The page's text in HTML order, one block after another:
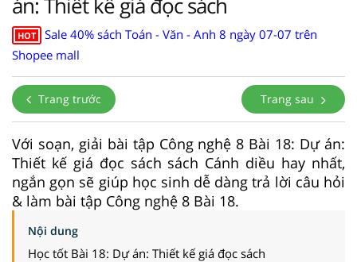
HOT
Sale 40% sách Toán - Văn - Anh 8 ngày 07-07 trên
Shopee mall
Trang trước Trang sau
Với soạn, giải bài tập Công nghệ 8 Bài 18: Dự án:
Thiết kế giá đọc sách sách Cánh diều hay nhất,
ngắn gọn sẽ giúp học sinh dễ dàng trả lời câu hỏi
& làm bài tập Công nghệ 8 Bài 18.
Nội dung
Học tốt Bài 18: Dự án: Thiết kế giá đọc sách